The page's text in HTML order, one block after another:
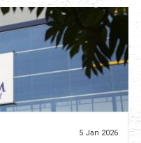
5 Jan 2026